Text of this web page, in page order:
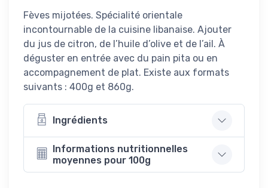
Fèves mijotées. Spécialité orientale
incontournable de la cuisine libanaise. Ajouter
du jus de citron, de l’huile d’olive et de l’ail. À
déguster en entrée avec du pain pita ou en
accompagnement de plat. Existe aux formats
suivants : 400g et 860g.
Ingrédients
Informations nutritionnelles
moyennes pour 100g